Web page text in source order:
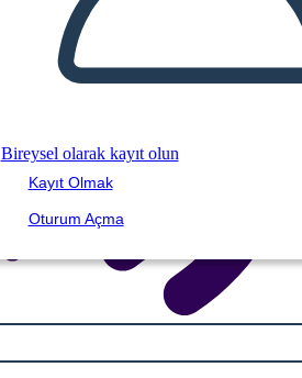
Bireysel olarak kayıt olun
Kayıt Olmak
Oturum Açma